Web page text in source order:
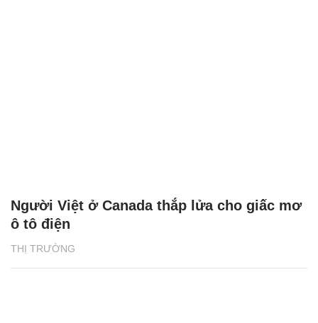
THỊ TRƯỜNG
Người Việt ở Canada thắp lửa cho giấc mơ
ô tô điện